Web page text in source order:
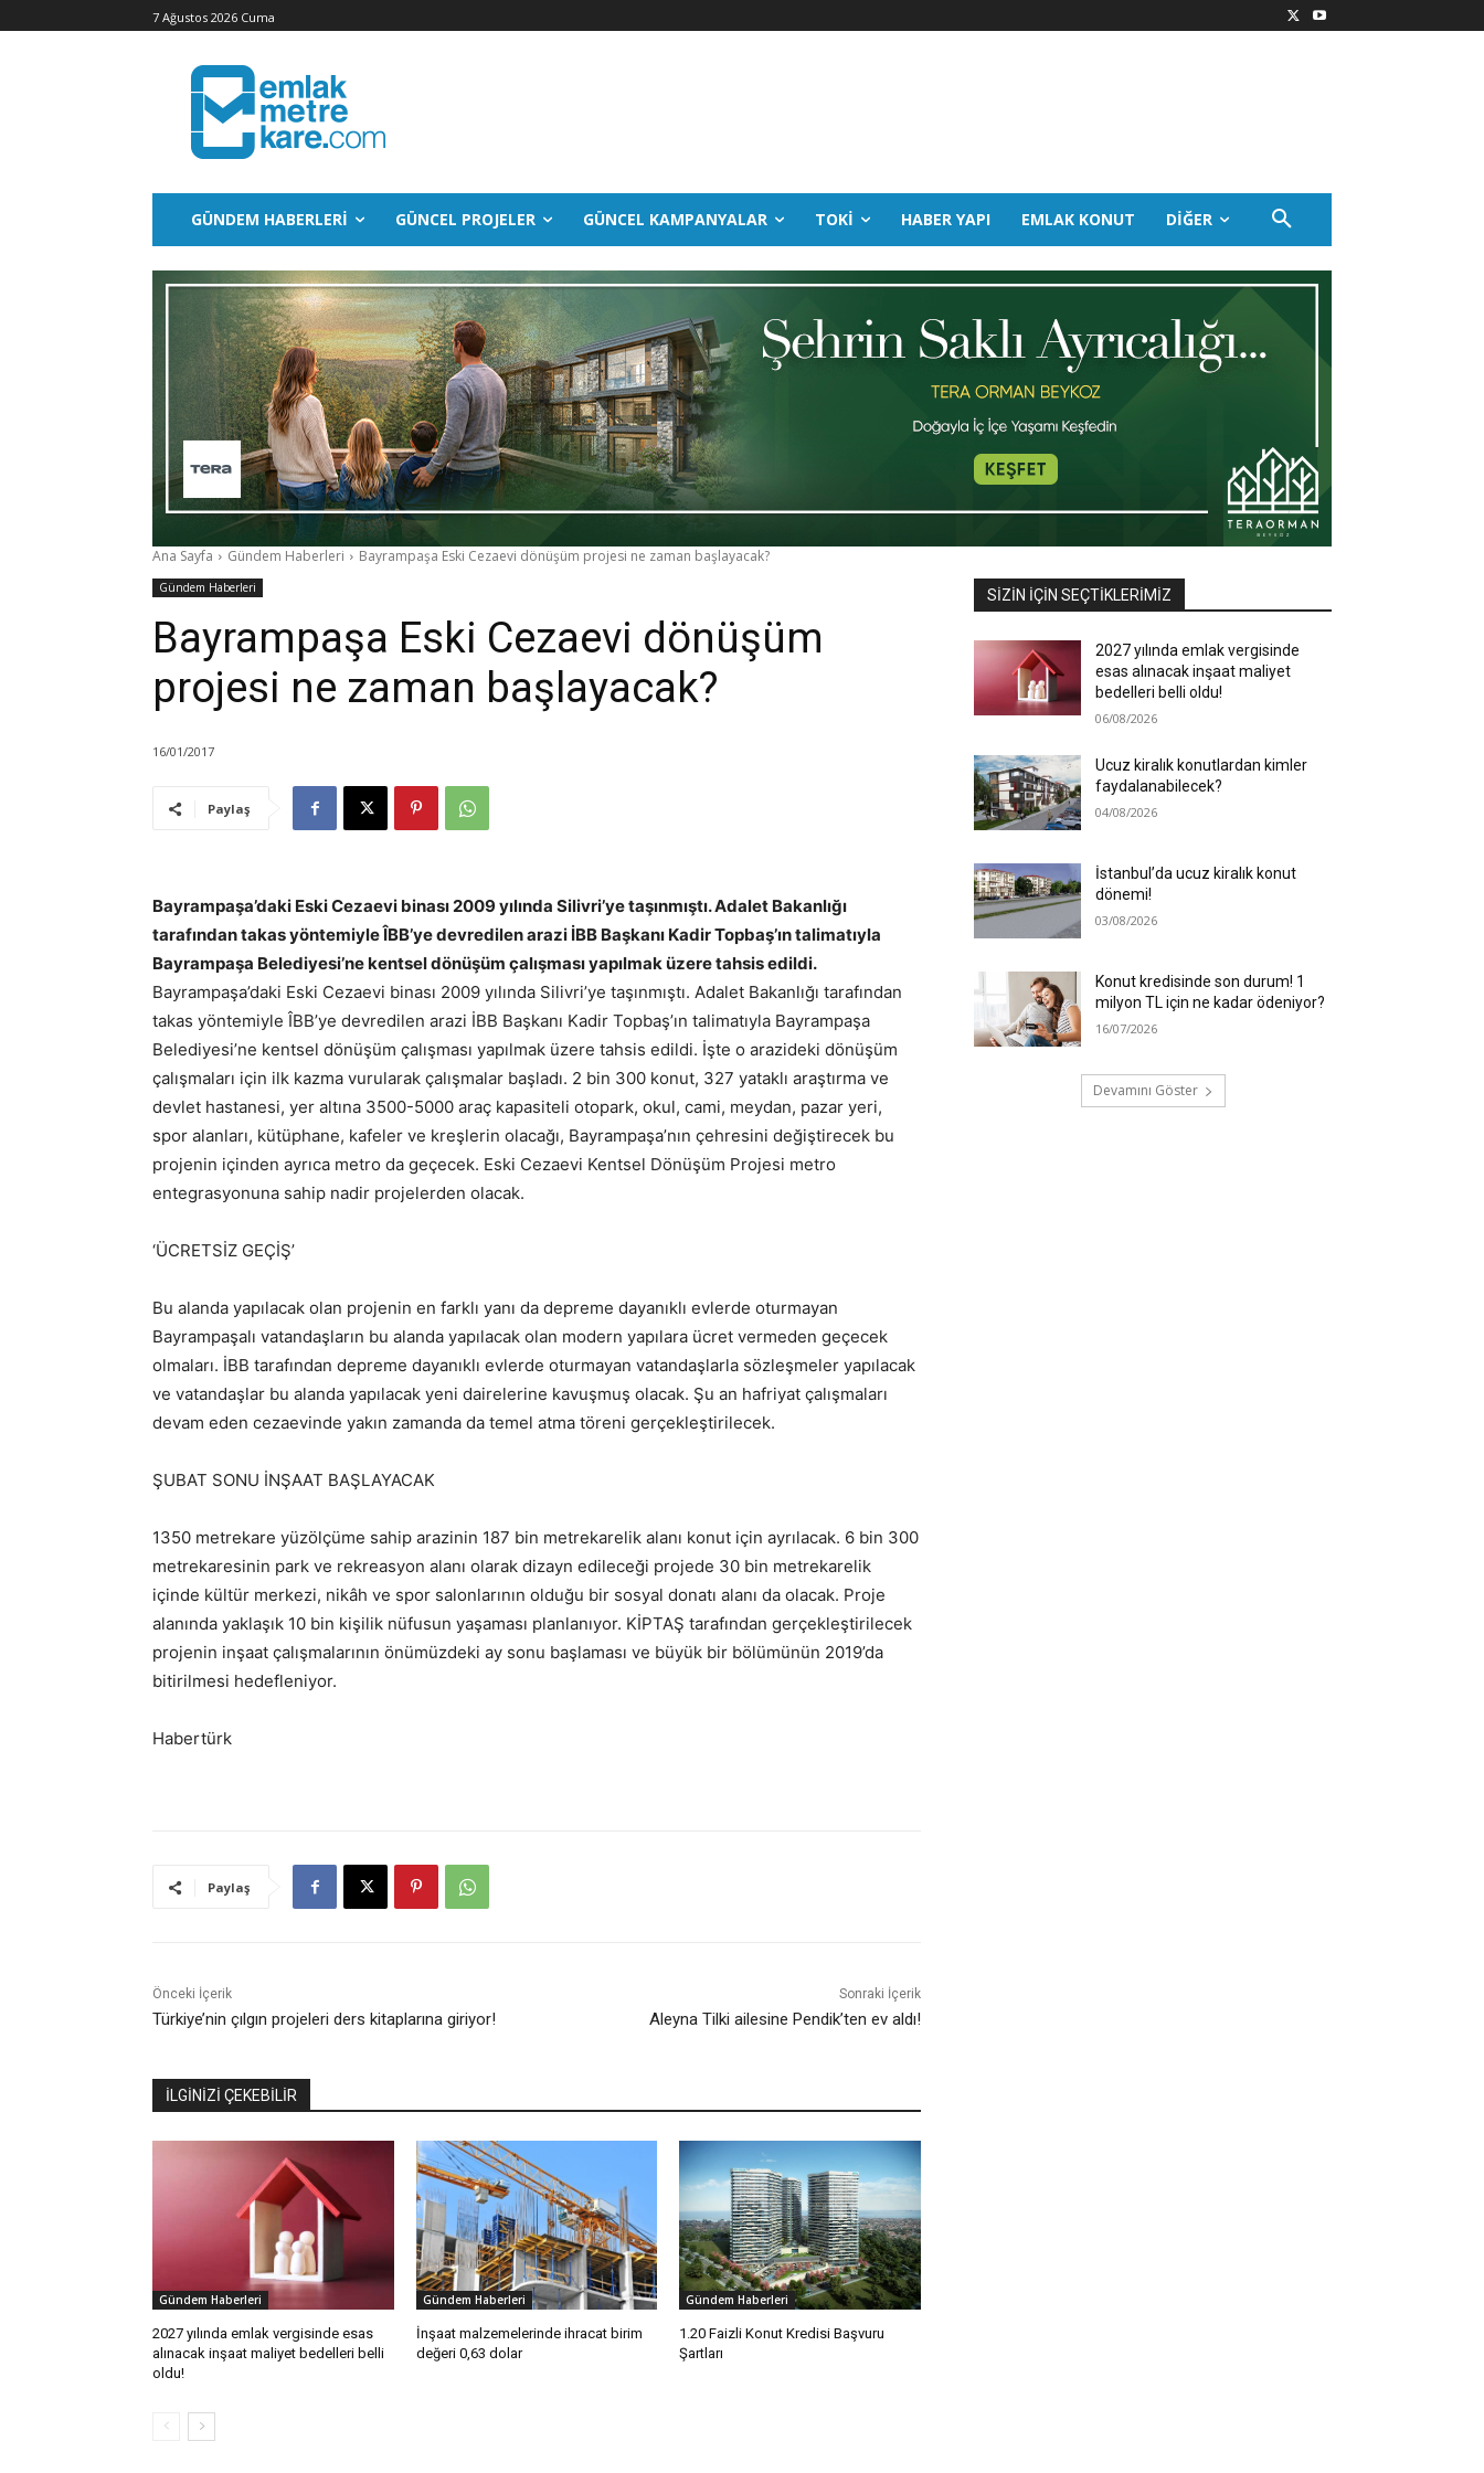
7 Ağustos 2026 Cuma
GÜNDEM HABERLERI GÜNCEL PROJELER GÜNCEL KAMPANYALAR TOKİ HABER YAPI EMLAK KONUT DIĞER
Ana Sayfa Gündem Haberleri Bayrampaşa Eski Cezaevi dönüşüm projesi ne zaman başlayacak?
Gündem Haberleri
Bayrampaşa Eski Cezaevi dönüşüm
projesi ne zaman başlayacak?
16/01/2017
Paylaş
Bayrampaşa’daki Eski Cezaevi binası 2009 yılında Silivri’ye taşınmıştı. Adalet Bakanlığı
tarafından takas yöntemiyle ÎBB’ye devredilen arazi İBB Başkanı Kadir Topbaş’ın talimatıyla
Bayrampaşa Belediyesi’ne kentsel dönüşüm çalışması yapılmak üzere tahsis edildi.
Bayrampaşa’daki Eski Cezaevi binası 2009 yılında Silivri’ye taşınmıştı. Adalet Bakanlığı tarafından
takas yöntemiyle ÎBB’ye devredilen arazi İBB Başkanı Kadir Topbaş’ın talimatıyla Bayrampaşa
Belediyesi’ne kentsel dönüşüm çalışması yapılmak üzere tahsis edildi. İşte o arazideki dönüşüm
çalışmaları için ilk kazma vurularak çalışmalar başladı. 2 bin 300 konut, 327 yataklı araştırma ve
devlet hastanesi, yer altına 3500-5000 araç kapasiteli otopark, okul, cami, meydan, pazar yeri,
spor alanları, kütüphane, kafeler ve kreşlerin olacağı, Bayrampaşa’nın çehresini değiştirecek bu
projenin içinden ayrıca metro da geçecek. Eski Cezaevi Kentsel Dönüşüm Projesi metro
entegrasyonuna sahip nadir projelerden olacak.
‘ÜCRETSİZ GEÇİŞ’
Bu alanda yapılacak olan projenin en farklı yanı da depreme dayanıklı evlerde oturmayan
Bayrampaşalı vatandaşların bu alanda yapılacak olan modern yapılara ücret vermeden geçecek
olmaları. İBB tarafından depreme dayanıklı evlerde oturmayan vatandaşlarla sözleşmeler yapılacak
ve vatandaşlar bu alanda yapılacak yeni dairelerine kavuşmuş olacak. Şu an hafriyat çalışmaları
devam eden cezaevinde yakın zamanda da temel atma töreni gerçekleştirilecek.
ŞUBAT SONU İNŞAAT BAŞLAYACAK
1350 metrekare yüzölçüme sahip arazinin 187 bin metrekarelik alanı konut için ayrılacak. 6 bin 300
metrekaresinin park ve rekreasyon alanı olarak dizayn edileceği projede 30 bin metrekarelik
içinde kültür merkezi, nikâh ve spor salonlarının olduğu bir sosyal donatı alanı da olacak. Proje
alanında yaklaşık 10 bin kişilik nüfusun yaşaması planlanıyor. KİPTAŞ tarafından gerçekleştirilecek
projenin inşaat çalışmalarının önümüzdeki ay sonu başlaması ve büyük bir bölümünün 2019’da
bitirilmesi hedefleniyor.
Habertürk
Paylaş
Önceki İçerik
Türkiye’nin çılgın projeleri ders kitaplarına giriyor!
Sonraki İçerik
Aleyna Tilki ailesine Pendik’ten ev aldı!
İLGİNİZİ ÇEKEBİLİR
Gündem Haberleri
2027 yılında emlak vergisinde esas
alınacak inşaat maliyet bedelleri belli
oldu!
Gündem Haberleri
İnşaat malzemelerinde ihracat birim
değeri 0,63 dolar
Gündem Haberleri
1.20 Faizli Konut Kredisi Başvuru
Şartları
SIZIN İÇIN SEÇTIKLERIMIZ
2027 yılında emlak vergisinde
esas alınacak inşaat maliyet
bedelleri belli oldu!
06/08/2026
Ucuz kiralık konutlardan kimler
faydalanabilecek?
04/08/2026
İstanbul’da ucuz kiralık konut
dönemi!
03/08/2026
Konut kredisinde son durum! 1
milyon TL için ne kadar ödeniyor?
16/07/2026
Devamını Göster